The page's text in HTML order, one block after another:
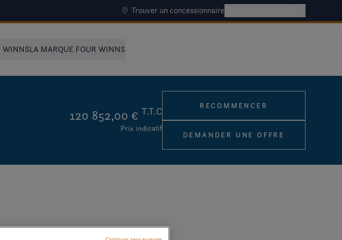
Trouver un concessionnaire
WINNSLA MARQUE FOUR WINNS
120 852,00 € T.T.C
Prix indicatif
RECOMMENCER
DEMANDER UNE OFFRE